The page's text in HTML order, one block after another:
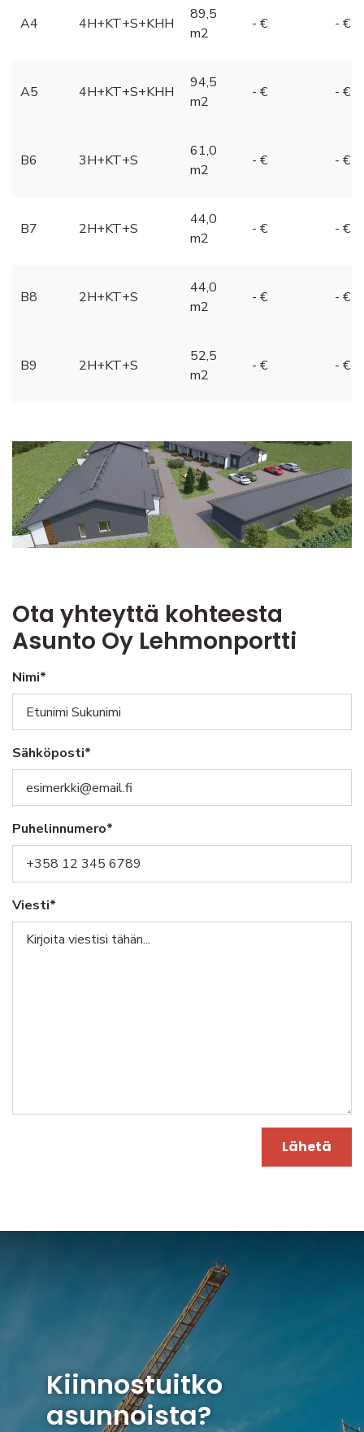
A4 4H+KT+S+KHH
89,5
m2
- € - €
A5 4H+KT+S+KHH
94,5
m2
- € - €
B6 3H+KT+S
61,0
m2
- € - €
B7 2H+KT+S
44,0
m2
- € - €
B8 2H+KT+S
44,0
m2
- € - €
B9 2H+KT+S
52,5
m2
- € - €
Ota yhteyttä kohteesta
Asunto Oy Lehmonportti
Nimi*
Sähköposti*
Puhelinnumero*
Viesti*
Lähetä
Kiinnostuitko
asunnoista?